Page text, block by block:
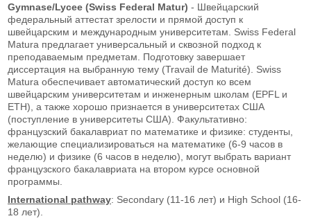
Gymnase/Lycee (Swiss Federal Matur) - Швейцарский
федеральный аттестат зрелости и прямой доступ к
швейцарским и международным университетам. Swiss Federal
Matura предлагает универсальный и сквозной подход к
преподаваемым предметам. Подготовку завершает
диссертация на выбранную тему (Travail de Maturité). Swiss
Matura обеспечивает автоматический доступ ко всем
швейцарским университетам и инженерным школам (EPFL и
ETH), а также хорошо признается в университетах США
(поступление в университеты США). Факультативно:
французский бакалавриат по математике и физике: студенты,
желающие специализироваться на математике (6-9 часов в
неделю) и физике (6 часов в неделю), могут выбрать вариант
французского бакалавриата на втором курсе основной
программы.
International pathway: Secondary (11-16 лет) и High School (16-
18 лет).